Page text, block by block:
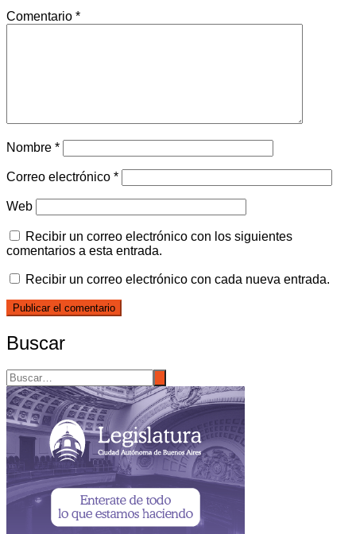
Comentario *
Nombre *
Correo electrónico *
Web
Recibir un correo electrónico con los siguientes
comentarios a esta entrada.
Recibir un correo electrónico con cada nueva entrada.
Buscar